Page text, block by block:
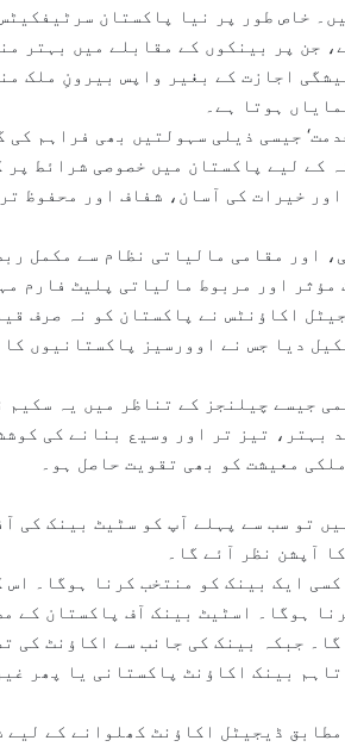
خاص طور پر نیا پاکستان
جن پر بینکوں کے مقابلے میں بہتر
اجازت کے بغیر واپس بیرونِ ملک
ہوتا ہے۔
جیسی ذیلی سہولتیں بھی فراہم
کے لیے پاکستان میں خصوصی شرائط پر
خیرات کی آسان، شفاف اور محفوظ
اور مقامی مالیاتی نظام سے مکمل
اور مربوط مالیاتی پلیٹ فارم
اکاؤنٹس نے پاکستان کو نہ صرف
دیا جس نے اوورسیز پاکستانیوں
جیسے چیلنجز کے تناظر میں یہ سکیم
بہتر، تیز تر اور وسیع بنانے کی
معیشت کو بھی تقویت حاصل ہو۔
تو سب سے پہلے آپ کو سٹیٹ بینک کی
آپشن نظر آئے گا۔
پہلے 15 بینکوں میں سے کسی ایک بینک کو منتخب کرنا
ہوگا۔ اسٹیٹ بینک آف پاکستان کے
جائے گا۔ جبکہ بینک کی جانب سے اکاؤنٹ
بینک اکاؤنٹ پاکستانی یا پھر
ڈیجیٹل اکاؤنٹ کھلوانے کے لیے